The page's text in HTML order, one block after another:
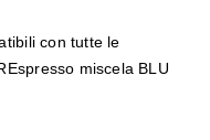
con tutte le
miscela BLU